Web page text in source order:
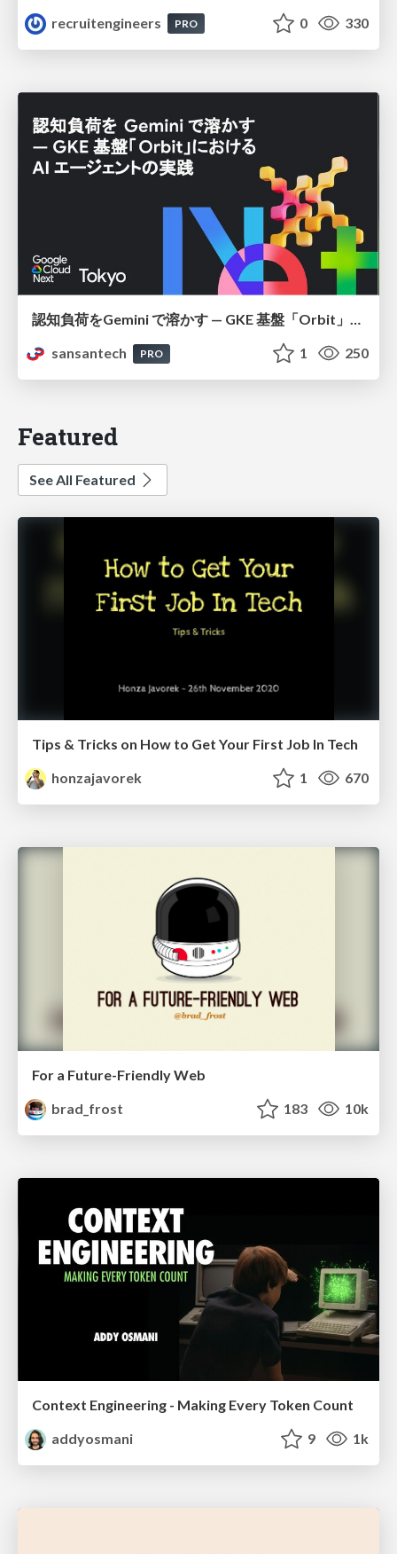
recruitengineers
PRO 0 330
認知負荷をGemini で溶かす — GKE 基盤「Orbit」における AI エージェントの実践
sansantech
PRO 1 250
Featured
See All Featured
Tips & Tricks on How to Get Your First Job In Tech
honzajavorek
1 670
For a Future-Friendly Web
brad_frost
183 10k
Context Engineering - Making Every Token Count
addyosmani
9 1k